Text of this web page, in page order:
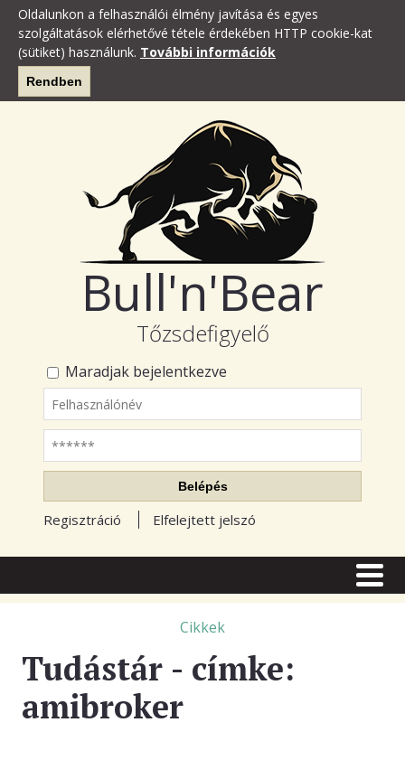
Oldalunkon a felhasználói élmény javítása és egyes
szolgáltatások elérhetővé tétele érdekében HTTP cookie-kat
(sütiket) használunk. További információk
Rendben
Bull'n'Bear
Tőzsdefigyelő
Maradjak bejelentkezve
Felhasználónév
Jelszó
Belépés
Regisztráció Elfelejtett jelszó
TŐZSDE FÓRUM
TUDÁSTÁR
Cikkek
Tudástár - címke:
amibroker